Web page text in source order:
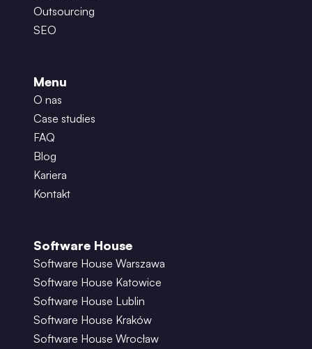
Outsourcing
SEO
Menu
O nas
Case studies
FAQ
Blog
Kariera
Kontakt
Software House
Software House Warszawa
Software House Katowice
Software House Lublin
Software House Kraków
Software House Wrocław